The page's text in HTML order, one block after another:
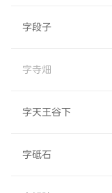
字段子
字寺畑
字天王谷下
字砥石